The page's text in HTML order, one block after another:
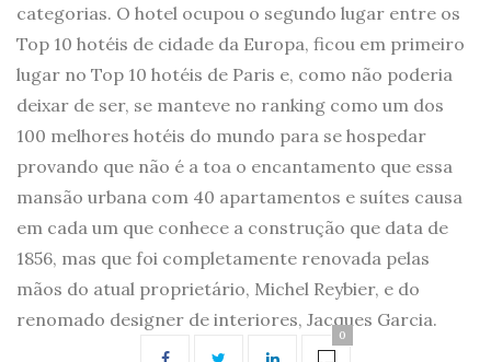
categorias. O hotel ocupou o segundo lugar entre os
Top 10 hotéis de cidade da Europa, ficou em primeiro
lugar no Top 10 hotéis de Paris e, como não poderia
deixar de ser, se manteve no ranking como um dos
100 melhores hotéis do mundo para se hospedar
provando que não é a toa o encantamento que essa
mansão urbana com 40 apartamentos e suítes causa
em cada um que conhece a construção que data de
1856, mas que foi completamente renovada pelas
mãos do atual proprietário, Michel Reybier, e do
renomado designer de interiores, Jacques Garcia.
0